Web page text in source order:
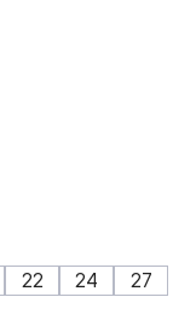
22 24
27